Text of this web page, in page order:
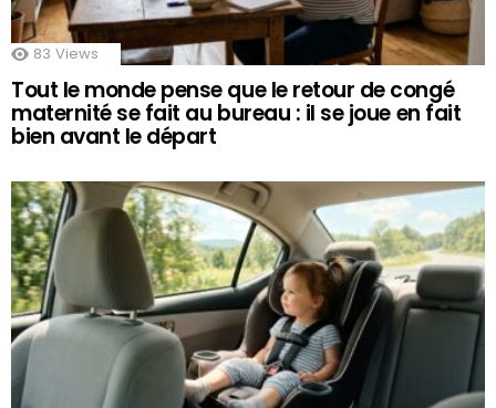
83 Views
Tout le monde pense que le retour de congé
maternité se fait au bureau : il se joue en fait
bien avant le départ